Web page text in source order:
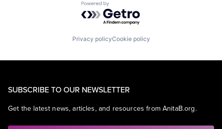
Powered by Getro.com
Privacy policyCookie policy
SUBSCRIBE TO OUR NEWSLETTER
Get the latest news, articles, and resources from AnitaB.org.